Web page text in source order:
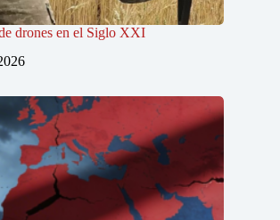
drones en el Siglo XXI